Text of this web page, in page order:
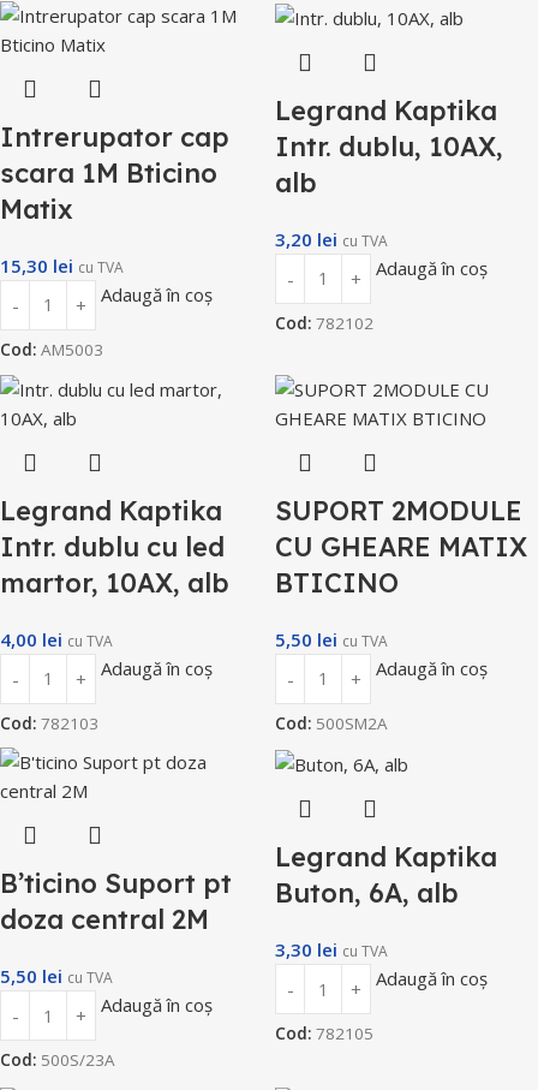
Intrerupator cap
scara 1M Bticino
Matix
15,30 lei cu TVA
Adaugă în coș
Cod: AM5003
Legrand Kaptika
Intr. dublu, 10AX,
alb
3,20 lei cu TVA
Adaugă în coș
Cod: 782102
Legrand Kaptika
Intr. dublu cu led
martor, 10AX, alb
4,00 lei cu TVA
Adaugă în coș
Cod: 782103
SUPORT 2MODULE
CU GHEARE MATIX
BTICINO
5,50 lei cu TVA
Adaugă în coș
Cod: 500SM2A
B’ticino Suport pt
doza central 2M
5,50 lei cu TVA
Adaugă în coș
Cod: 500S/23A
Legrand Kaptika
Buton, 6A, alb
3,30 lei cu TVA
Adaugă în coș
Cod: 782105